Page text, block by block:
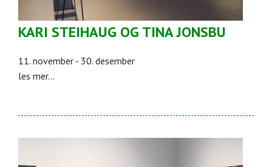
KARI STEIHAUG OG TINA JONSBU
11. november - 30. desember
les mer...